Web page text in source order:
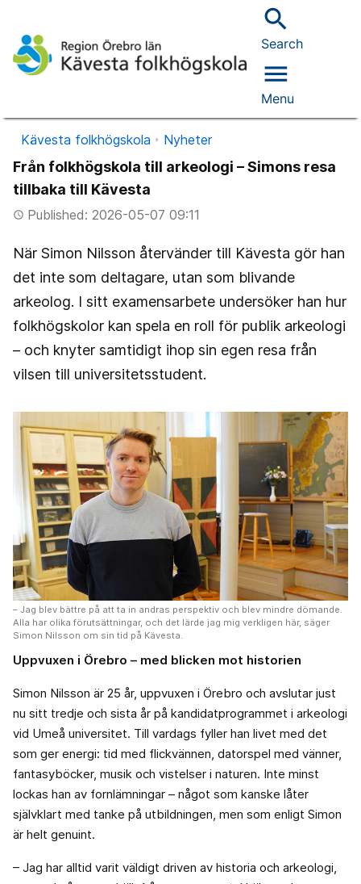
search
Search
menu
Menu
Kävesta folkhögskola Nyheter
Från folkhögskola till arkeologi – Simons resa
tillbaka till Kävesta
access_timePublished: 2026-05-07 09:11
När Simon Nilsson återvänder till Kävesta gör han
det inte som deltagare, utan som blivande
arkeolog. I sitt examensarbete undersöker han hur
folkhögskolor kan spela en roll för publik arkeologi
– och knyter samtidigt ihop sin egen resa från
vilsen till universitetsstudent.
– Jag blev bättre på att ta in andras perspektiv och blev mindre dömande.
Alla har olika förutsättningar, och det lärde jag mig verkligen här, säger
Simon Nilsson om sin tid på Kävesta.
Uppvuxen i Örebro – med blicken mot historien
Simon Nilsson är 25 år, uppvuxen i Örebro och avslutar just
nu sitt tredje och sista år på kandidatprogrammet i arkeologi
vid Umeå universitet. Till vardags fyller han livet med det
som ger energi: tid med flickvännen, datorspel med vänner,
fantasyböcker, musik och vistelser i naturen. Inte minst
lockas han av fornlämningar – något som kanske låter
självklart med tanke på utbildningen, men som enligt Simon
är helt genuint.
– Jag har alltid varit väldigt driven av historia och arkeologi,